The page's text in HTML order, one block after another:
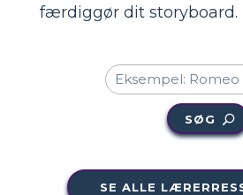
færdiggør dit storyboard.
SØG
SE ALLE